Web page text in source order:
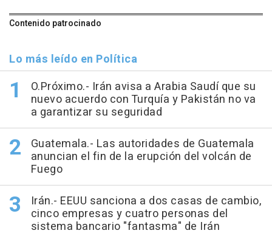
Contenido patrocinado
Lo más leído en Política
O.Próximo.- Irán avisa a Arabia Saudí que su
nuevo acuerdo con Turquía y Pakistán no va
a garantizar su seguridad
Guatemala.- Las autoridades de Guatemala
anuncian el fin de la erupción del volcán de
Fuego
Irán.- EEUU sanciona a dos casas de cambio,
cinco empresas y cuatro personas del
sistema bancario "fantasma" de Irán